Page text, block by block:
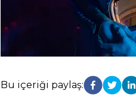
Bu içeriği paylaş: